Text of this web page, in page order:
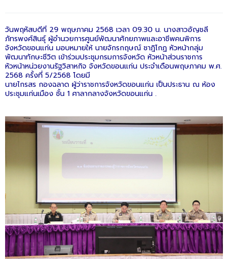
วันพฤหัสบดีที่ 29 พฤษภาคม 2568 เวลา 09.30 น. นางสาวอัญชลี
ภัทรพงศ์สินธุ์ ผู้อำนวยการศูนย์พัฒนาศักยภาพและอาชีพคนพิการ
จังหวัดขอนแก่น มอบหมายให้ นายจักรกฤษณ์ ชาฎิโกฏ หัวหน้ากลุ่ม
พัฒนาทักษะชีวิต เข้าร่วมประชุมกรมการจังหวัด หัวหน้าส่วนราชการ
หัวหน้าหน่วยงานรัฐวิสาหกิจ จังหวัดขอนแก่น ประจำเดือนพฤษภาคม พ.ศ.
2568 ครั้งที่ 5/2568 โดยมี
นายไกรสร กองฉลาด ผู้ว่าราชการจังหวัดขอนแก่น เป็นประธาน ณ ห้อง
ประชุมแก่นเมือง ชั้น 1 ศาลากลางจังหวัดขอนแก่น .